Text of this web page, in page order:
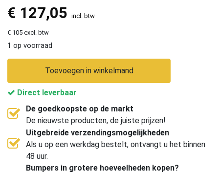
€ 127,05 incl. btw
€ 105 excl. btw
1 op voorraad
Toevoegen in winkelmand
Direct leverbaar
De goedkoopste op de markt
De nieuwste producten, de juiste prijzen!
Uitgebreide verzendingsmogelijkheden
Als u op een werkdag bestelt, ontvangt u het binnen
48 uur.
Bumpers in grotere hoeveelheden kopen?